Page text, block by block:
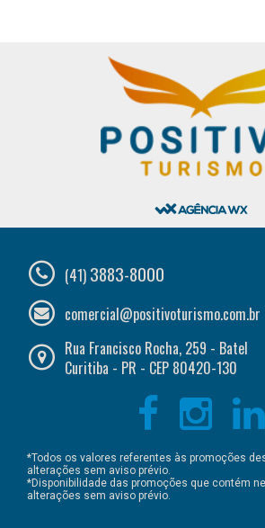
(41) 3883-8000
comercial@positivoturismo.com.br
Rua Francisco Rocha, 259 - Batel
Curitiba - PR - CEP 80420-130
*Todos os valores referentes às promoções
alterações sem aviso prévio.
*Disponibilidade das promoções que contém
alterações sem aviso prévio.